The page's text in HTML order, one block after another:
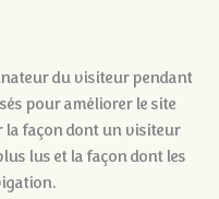
du visiteur pendant
pour améliorer le site
la façon dont un visiteur
lus et la façon dont les